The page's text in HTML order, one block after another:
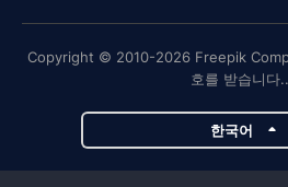
Copyright © 2010-2026 Freepik
호를 받습니다..
한국어